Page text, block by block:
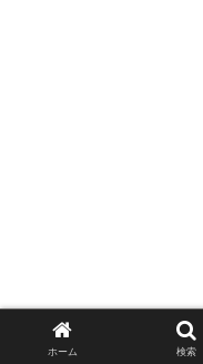
ホーム 検索